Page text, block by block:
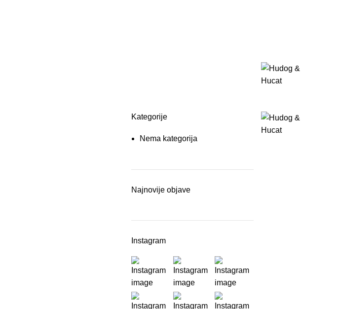
Kategorije
Nema kategorija
Najnovije objave
Instagram